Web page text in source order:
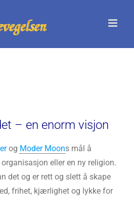
– en enorm visjon
og Moder Moons mål å
eller en ny religion.
det og er rett og slett å skape
frihet, kjærlighet og lykke for